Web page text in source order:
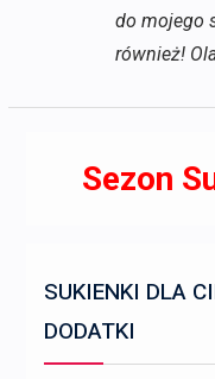
do mojego
również!
Sezon
SUKIENKI DLA
DODATKI